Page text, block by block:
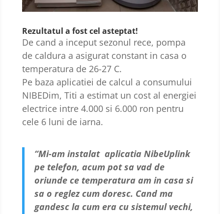
Rezultatul a fost cel asteptat!
De cand a inceput sezonul rece, pompa
de caldura a asigurat constant in casa o
temperatura de 26-27 C.
Pe baza aplicatiei de calcul a consumului
NIBEDim, Titi a estimat un cost al energiei
electrice intre 4.000 si 6.000 ron pentru
cele 6 luni de iarna.
“Mi-am instalat aplicatia NibeUplink
pe telefon, acum pot sa vad de
oriunde ce temperatura am in casa si
sa o reglez cum doresc. Cand ma
gandesc la cum era cu sistemul vechi,